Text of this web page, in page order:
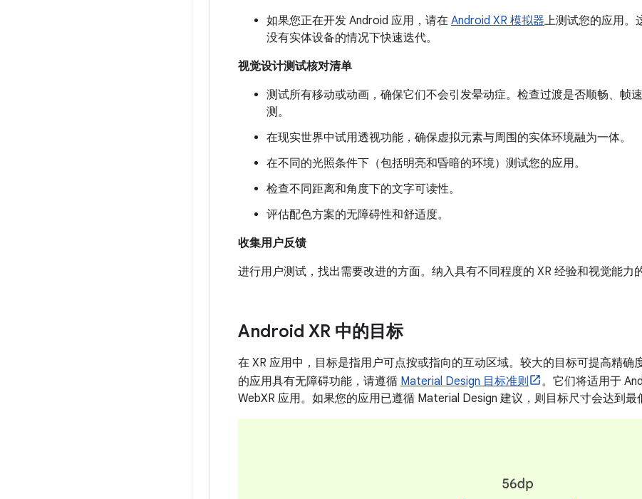
如果您正在开发 Android 应用，请在 Android XR 模拟器上测试您的应用。
没有实体设备的情况下快速迭代。
视觉设计测试核对清单
测试所有移动或动画，确保它们不会引发晕动症。检查过渡是否顺畅、帧
测。
在现实世界中试用透视功能，确保虚拟元素与周围的实体环境融为一体。
在不同的光照条件下（包括明亮和昏暗的环境）测试您的应用。
检查不同距离和角度下的文字可读性。
评估配色方案的无障碍性和舒适度。
收集用户反馈
进行用户测试，找出需要改进的方面。纳入具有不同程度的 XR 经验和视觉能力
Android XR 中的目标
在 XR 应用中，目标是指用户可点按或指向的互动区域。较大的目标可提高精确
的应用具有无障碍功能，请遵循 Material Design 目标准则
。它们将适用于
WebXR 应用。如果您的应用已遵循 Material Design 建议，则目标尺寸会达到最